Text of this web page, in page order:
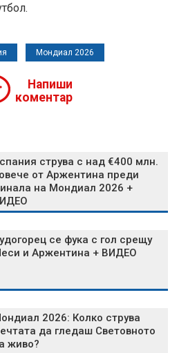
Мондиал 2026
Напиши
коментар
струва с над €400 млн.
от Аржентина преди
на Мондиал 2026 +
се фука с гол срещу
и Аржентина + ВИДЕО
2026: Колко струва
да гледаш Световното
живо?